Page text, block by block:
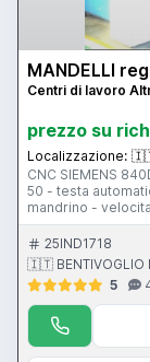
MANDELLI
Centri di lavoro
prezzo su
Localizzazione:
CNC SIEMENS
50 - testa
mandrino -
40 HP -
continuo - portata
mm cad. - corsa
- tipo cambio
posti cad. -
25IND1718
🇮🇹 BENTIVOGLIO
5